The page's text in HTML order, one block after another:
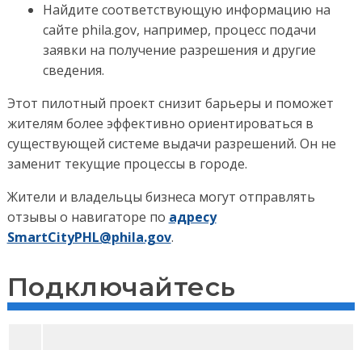
Найдите соответствующую информацию на
сайте phila.gov, например, процесс подачи
заявки на получение разрешения и другие
сведения.
Этот пилотный проект снизит барьеры и поможет
жителям более эффективно ориентироваться в
существующей системе выдачи разрешений. Он не
заменит текущие процессы в городе.
Жители и владельцы бизнеса могут отправлять
отзывы о навигаторе по адресу
SmartCityPHL@phila.gov.
Подключайтесь